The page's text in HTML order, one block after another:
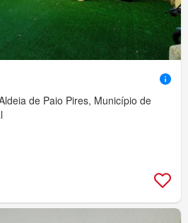
de Paio Pires, Município de